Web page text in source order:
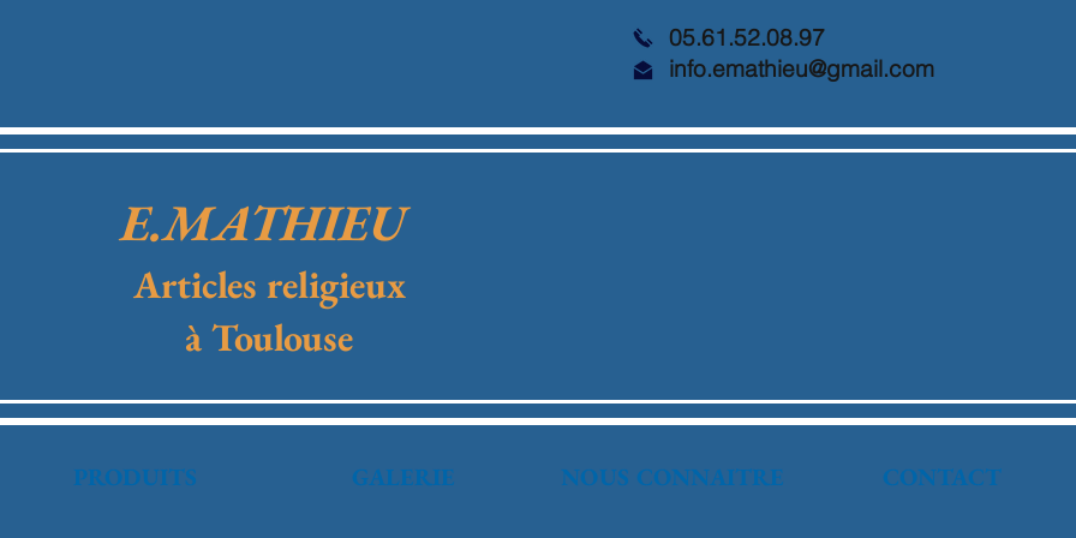
05.61.52.08.97
info.emathieu@gmail.com
E.MATHIEU
Articles religieux
à Toulouse
PRODUITS GALERIE NOUS CONNAITRE CONTACT